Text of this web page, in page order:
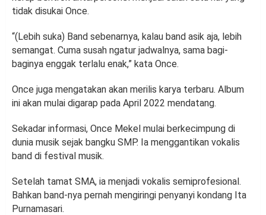
tidak disukai Once.
“(Lebih suka) Band sebenarnya, kalau band asik aja, lebih
semangat. Cuma susah ngatur jadwalnya, sama bagi-
baginya enggak terlalu enak,” kata Once.
Once juga mengatakan akan merilis karya terbaru. Album
ini akan mulai digarap pada April 2022 mendatang.
Sekadar informasi, Once Mekel mulai berkecimpung di
dunia musik sejak bangku SMP. Ia menggantikan vokalis
band di festival musik.
Setelah tamat SMA, ia menjadi vokalis semiprofesional.
Bahkan band-nya pernah mengiringi penyanyi kondang Ita
Purnamasari.